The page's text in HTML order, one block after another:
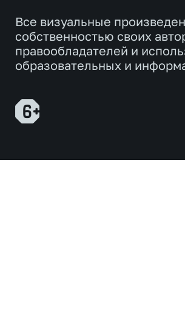
Все визуальные
собственностью своих
правообладателей и
образовательных и